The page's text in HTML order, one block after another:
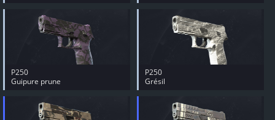
P250
Guipure prune
P250
Grésil